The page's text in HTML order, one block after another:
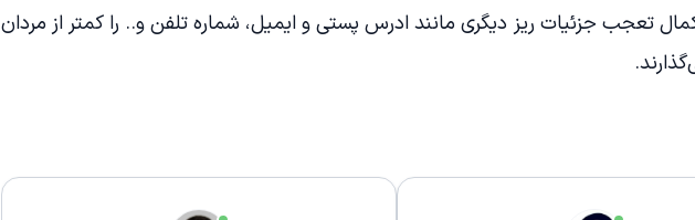
کمال تعجب جزئیات ریز دیگری مانند ادرس پستی و ایمیل، شماره تلفن و.. را کمتر از مردان